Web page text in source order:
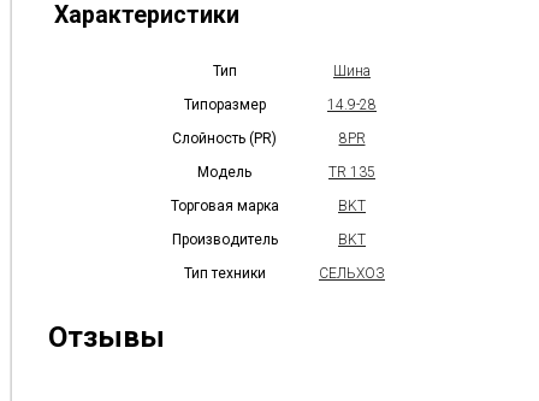
Характеристики
Тип
Шина
Типоразмер
14.9-28
Слойность (PR)
8PR
Модель
TR 135
Торговая марка
BKT
Производитель
BKT
Тип техники
СЕЛЬХОЗ
Отзывы